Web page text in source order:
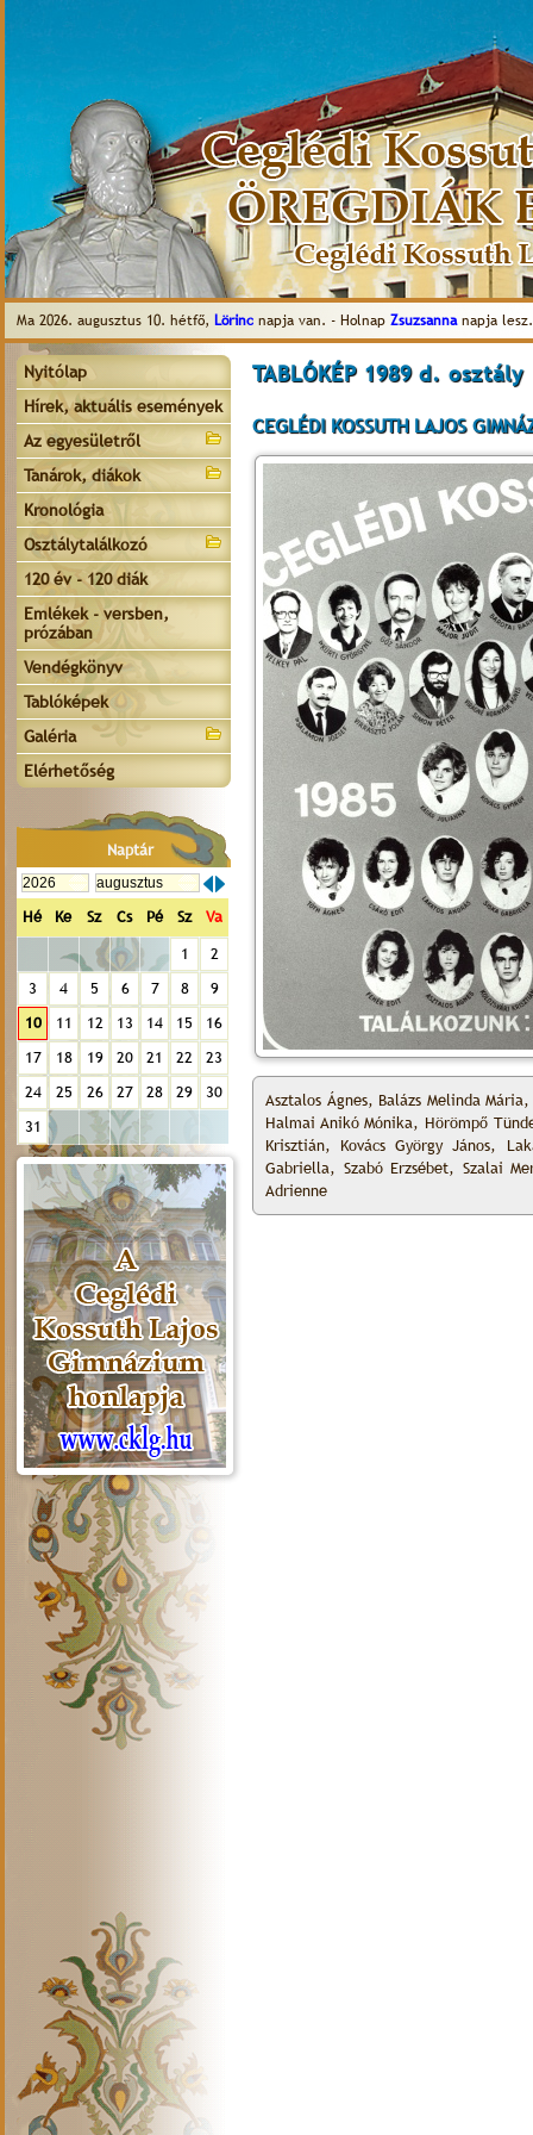
Ma 2026. augusztus 10. hétfő, Lörinc napja van. - Holnap Zsuzsannanapja lesz.
Nyitólap
Hírek, aktuális események
Az egyesületről
Tanárok, diákok
Kronológia
Osztálytalálkozó
120 év - 120 diák
Emlékek - versben,
prózában
Vendégkönyv
Tablóképek
Galéria
Elérhetőség
Naptár
Hé Ke Sz Cs Pé Sz Va
1
2
3
4 5 6 7 8
9
10
11 12 13 14 15
16
17
18 19 20 21 22
23
24
25 26 27 28 29
30
31
TABLÓKÉP 1989 d. osztály
CEGLÉDI KOSSUTH LAJOS
Asztalos Ágnes, Balázs Melinda
Halmai Anikó Mónika, Hörömpő
Krisztián, Kovács György János,
Gabriella, Szabó Erzsébet, Szalai
Adrienne